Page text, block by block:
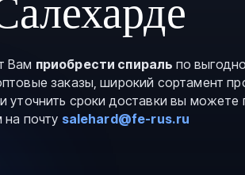
Вам приобрести спираль по
заказы, широкий сортамент
уточнить сроки доставки вы можете
на почту salehard@fe-rus.ru